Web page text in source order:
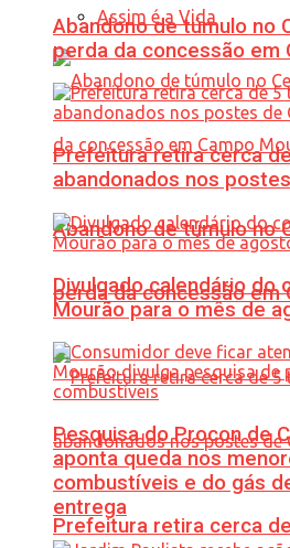
Assim é a Vida
Abandono de túmulo no
perda da concessão em
Prefeitura retira cerca
Abandono de túmulo no
perda da concessão em
Prefeitura retira cerca
abandonados nos
Divulgado calendário do
Mourão para o mês de
Pesquisa do Procon de
aponta queda nos
combustíveis e do gás
entrega